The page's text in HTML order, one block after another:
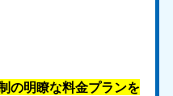
の明瞭な料金プランを